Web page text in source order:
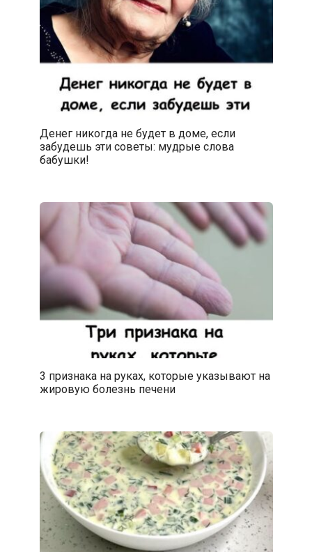
Денег никогда не будет в доме, если
забудешь эти советы: мудрые слова
бабушки!
3 признака на руках, которые указывают на
жировую болезнь печени